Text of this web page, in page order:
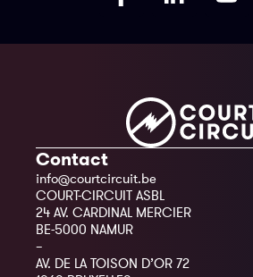
Contact
info@courtcircuit.be
COURT-CIRCUIT ASBL
24 AV. CARDINAL MERCIER
BE-5000 NAMUR
–
AV. DE LA TOISON D’OR 72